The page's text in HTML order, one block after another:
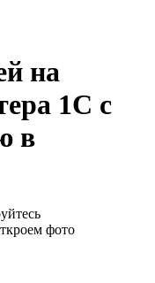
на
1C с
в
фото